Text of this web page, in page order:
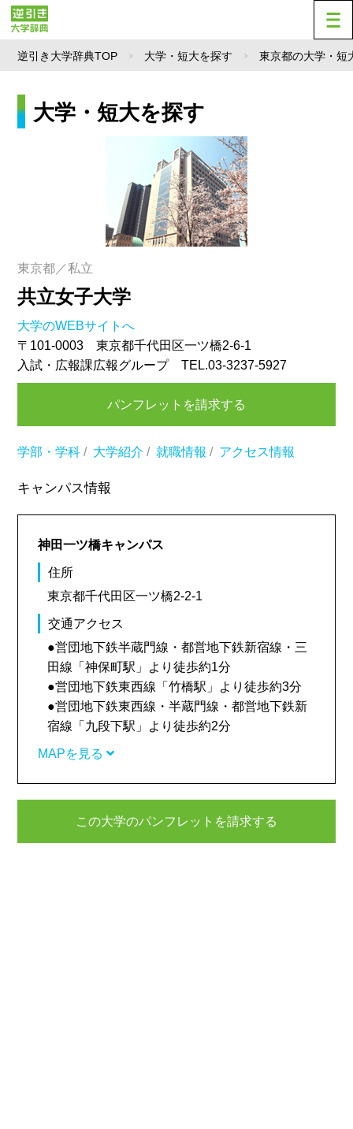
逆引き大学辞典TOP 大学・短大を探す 東京都の大学・短
大学・短大を探す
東京都／私立
共立女子大学
大学のWEBサイトへ
〒101-0003 東京都千代田区一ツ橋2-6-1
入試・広報課広報グループ TEL.03-3237-5927
パンフレットを請求する
学部・学科 / 大学紹介 / 就職情報 / アクセス情報
キャンパス情報
神田一ツ橋キャンパス
住所
東京都千代田区一ツ橋2-2-1
交通アクセス
●営団地下鉄半蔵門線・都営地下鉄新宿線・三
田線「神保町駅」より徒歩約1分
●営団地下鉄東西線「竹橋駅」より徒歩約3分
●営団地下鉄東西線・半蔵門線・都営地下鉄新
宿線「九段下駅」より徒歩約2分
MAPを見る
この大学のパンフレットを請求する